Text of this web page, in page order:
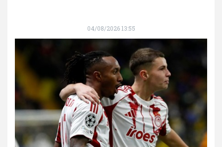
04/08/2026 13:55